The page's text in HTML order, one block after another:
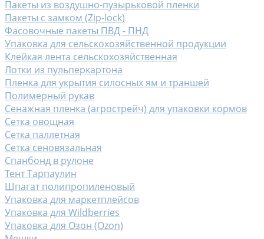
Пакеты из воздушно-пузырьковой пленки
Пакеты с замком (Zip-lock)
Фасовочные пакеты ПВД - ПНД
Упаковка для сельскохозяйственной продукции
Клейкая лента сельскохозяйственная
Лотки из пульперкартона
Пленка для укрытия силосных ям и траншей
Полимерный рукав
Сенажная пленка (агрострейч) для упаковки кормов
Сетка овощная
Сетка паллетная
Сетка сеновязальная
Спанбонд в рулоне
Тент Тарпаулин
Шпагат полипропиленовый
Упаковка для маркетплейсов
Упаковка для Wildberries
Упаковка для Озон (Ozon)